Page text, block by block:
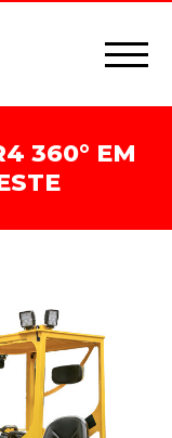
360° EM